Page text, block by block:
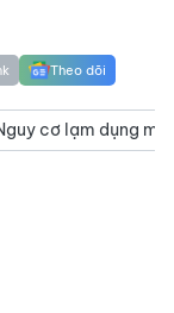
Theo dõi
cơ lạm dụng